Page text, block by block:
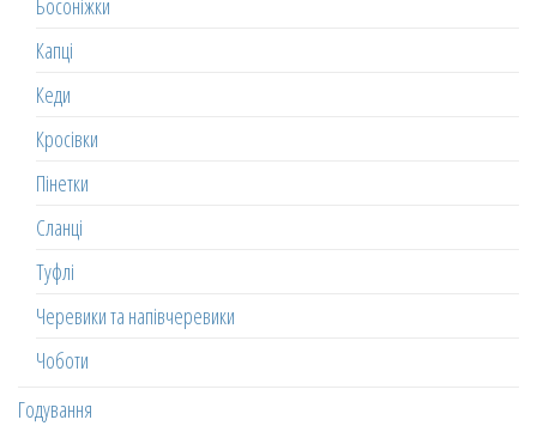
Босоніжки
Капці
Кеди
Кросівки
Пінетки
Сланці
Туфлі
Черевики та напівчеревики
Чоботи
Годування